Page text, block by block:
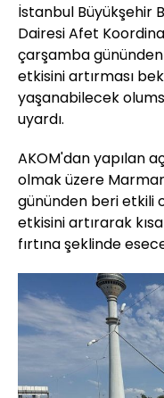
İstanbul Büyükşehir
Dairesi Afet
çarşamba
etkisini artırması
yaşanabilecek
uyardı.
AKOM'dan yapılan
olmak üzere
gününden beri etkili
etkisini artırarak
fırtına şeklinde